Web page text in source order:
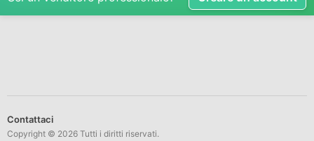
Contattaci
Copyright © 2026 Tutti i diritti riservati.